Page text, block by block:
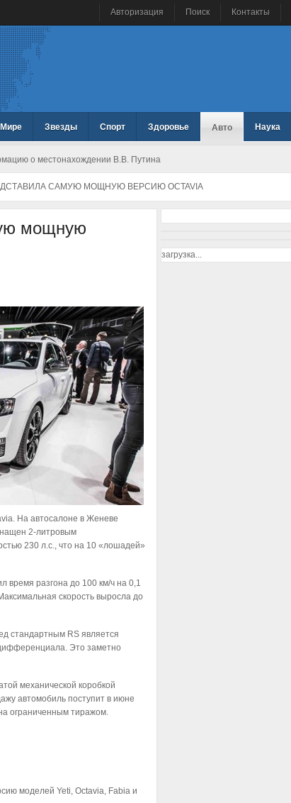
Авторизация Поиск Контакты
Звезды Спорт Здоровье Авто Наука
о местонахождении В.В. Путина
САМУЮ МОЩНУЮ ВЕРСИЮ OCTAVIA
мощную
На автосалоне в Женеве
2-литровым
230 л.с., что на 10 «лошадей»
время разгона до 100 км/ч на 0,1
скорость выросла до
стандартным RS является
Это заметно
механической коробкой
автомобиль поступит в июне
ограниченным тиражом.
моделей Yeti, Octavia, Fabia и
загрузка...